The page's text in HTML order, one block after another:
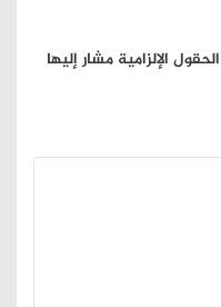
الحقول الإلزامية مشار إليها